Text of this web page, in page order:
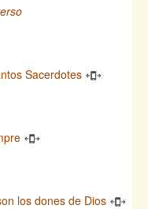
Sacerdotes
los dones de Dios